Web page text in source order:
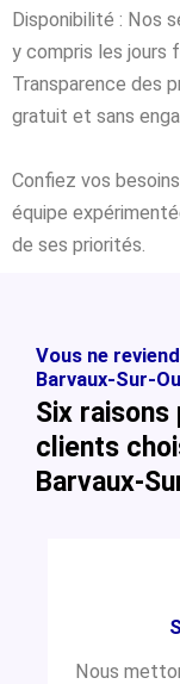
Disponibilité : Nos
y compris les jours
Transparence des
gratuit et sans
Confiez vos
équipe
de ses priorités.
Vous ne
Barvaux-Sur-
Six
clients
Barvaux-
Nous